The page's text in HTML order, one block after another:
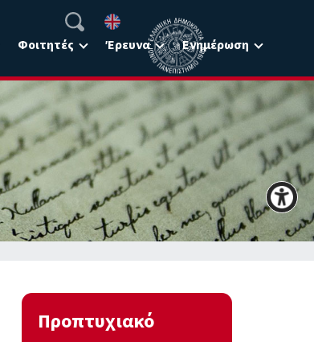
Φοιτητές Έρευνα Ενημέρωση
Προπτυχιακό